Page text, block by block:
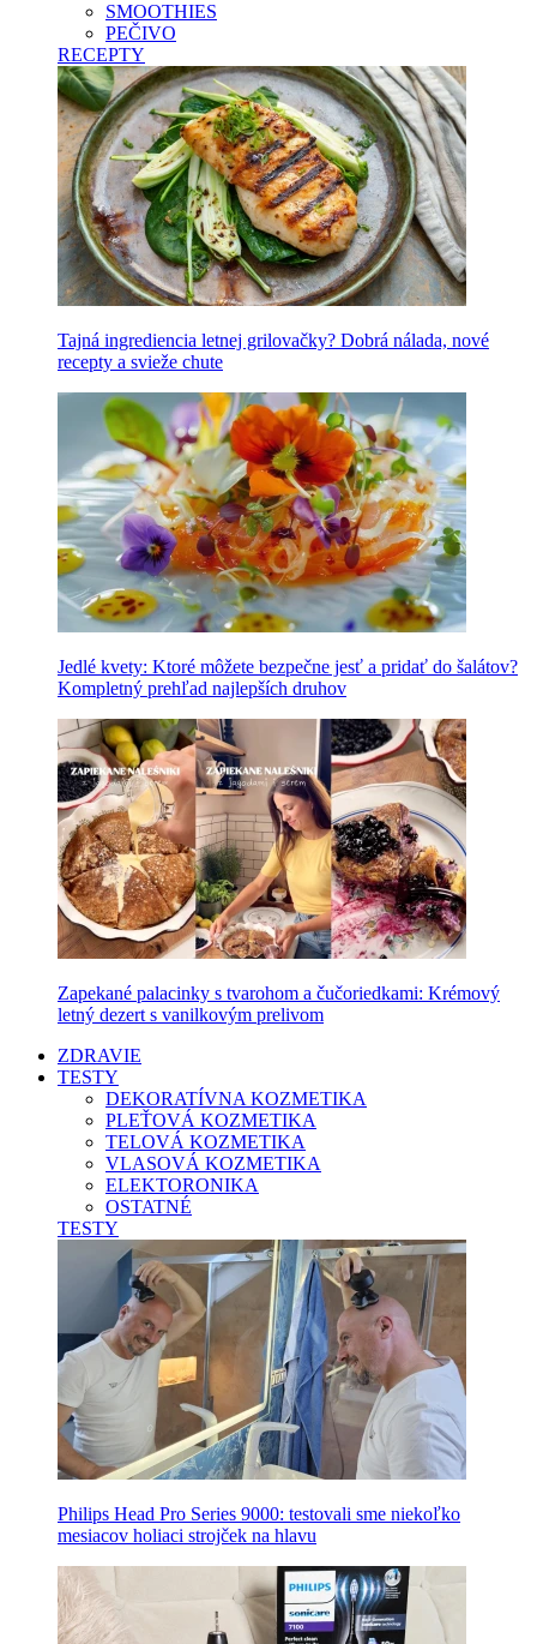
SMOOTHIES
PEČIVO
RECEPTY
Tajná ingrediencia letnej grilovačky? Dobrá nálada, nové
recepty a svieže chute
Jedlé kvety: Ktoré môžete bezpečne jesť a pridať do šalátov?
Kompletný prehľad najlepších druhov
Zapekané palacinky s tvarohom a čučoriedkami: Krémový
letný dezert s vanilkovým prelivom
ZDRAVIE
TESTY
DEKORATÍVNA KOZMETIKA
PLEŤOVÁ KOZMETIKA
TELOVÁ KOZMETIKA
VLASOVÁ KOZMETIKA
ELEKTORONIKA
OSTATNÉ
TESTY
Philips Head Pro Series 9000: testovali sme niekoľko
mesiacov holiaci strojček na hlavu